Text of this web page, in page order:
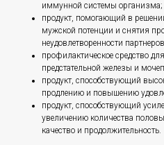
иммунной системы организма;
продукт, помогающий в
мужской потенции и снятия
неудовлетворенности
профилактическое средство
предстательной железы и
продукт, способствующий
продлению и повышению
продукт, способствующий
увеличению количества
качество и продолжительность.